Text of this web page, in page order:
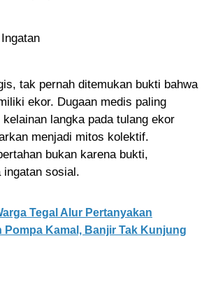
tak pernah ditemukan bukti bahwa
ekor. Dugaan medis paling
langka pada tulang ekor
menjadi mitos kolektif.
bukan karena bukti,
ingatan sosial.
Tegal Alur Pertanyakan
Pompa Kamal, Banjir Tak Kunjung